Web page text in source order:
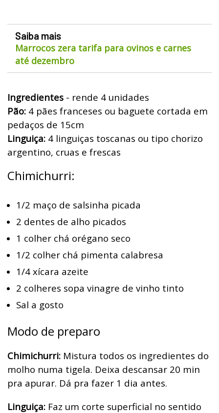
Saiba mais
Marrocos zera tarifa para ovinos e carnes
até dezembro
Ingredientes - rende 4 unidades
Pão: 4 pães franceses ou baguete cortada em
pedaços de 15cm
Linguiça: 4 linguiças toscanas ou tipo chorizo
argentino, cruas e frescas
Chimichurri:
1/2 maço de salsinha picada
2 dentes de alho picados
1 colher chá orégano seco
1/2 colher chá pimenta calabresa
1/4 xícara azeite
2 colheres sopa vinagre de vinho tinto
Sal a gosto
Modo de preparo
Chimichurri: Mistura todos os ingredientes do
molho numa tigela. Deixa descansar 20 min
pra apurar. Dá pra fazer 1 dia antes.
Linguiça: Faz um corte superficial no sentido